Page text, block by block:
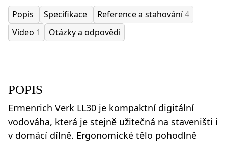
Popis Specifikace Reference a stahování4
Video 1 Otázky a odpovědi
POPIS
Ermenrich Verk LL30 je kompaktní digitální
vodováha, která je stejně užitečná na staveništi i
v domácí dílně. Ergonomické tělo pohodlně